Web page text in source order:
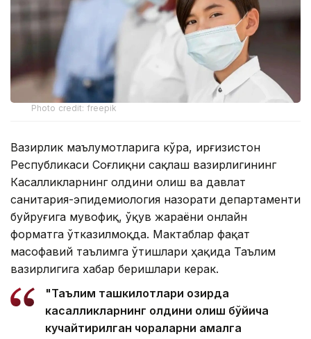
Photo credit: freepik
Вазирлик маълумотларига кўра, Қирғизистон
Республикаси Соғлиқни сақлаш вазирлигининг
Касалликларнинг олдини олиш ва давлат
санитария-эпидемиология назорати департаменти
буйруғига мувофиқ, ўқув жараёни онлайн
форматга ўтказилмоқда. Мактаблар фақат
масофавий таълимга ўтишлари ҳақида Таълим
вазирлигига хабар беришлари керак.
"Таълим ташкилотлари ҳозирда
касалликларнинг олдини олиш бўйича
кучайтирилган чораларни амалга